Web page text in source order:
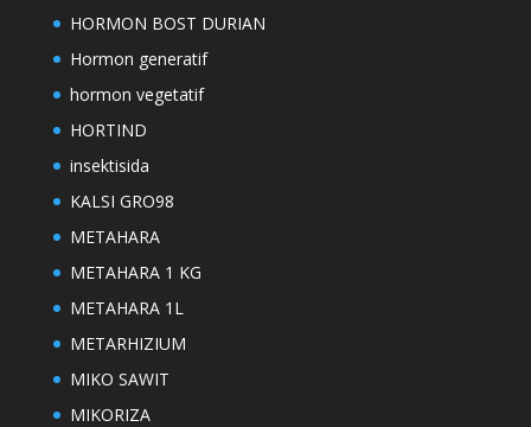
HORMON BOST DURIAN
Hormon generatif
hormon vegetatif
HORTIND
insektisida
KALSI GRO98
METAHARA
METAHARA 1 KG
METAHARA 1L
METARHIZIUM
MIKO SAWIT
MIKORIZA